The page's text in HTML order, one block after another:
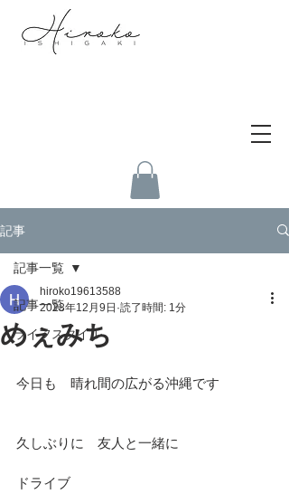
記事
記事一覧
ライフスタイル
記事一覧
めぇみち
hiroko19613588
2023年12月9日 読了時間: 1分
今日も　晴れ間の広がる沖縄です
久しぶりに　友人と一緒に
ドライブ